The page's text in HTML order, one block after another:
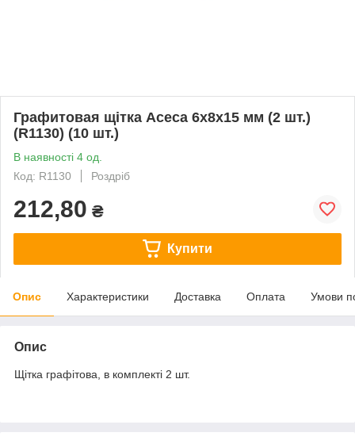
Графитовая щітка Асеса 6x8x15 мм (2 шт.)
(R1130) (10 шт.)
В наявності 4 од.
Код: R1130
Роздріб
212,80 ₴
Купити
Опис Характеристики Доставка Оплата Умови
Опис
Щітка графітова, в комплекті 2 шт.